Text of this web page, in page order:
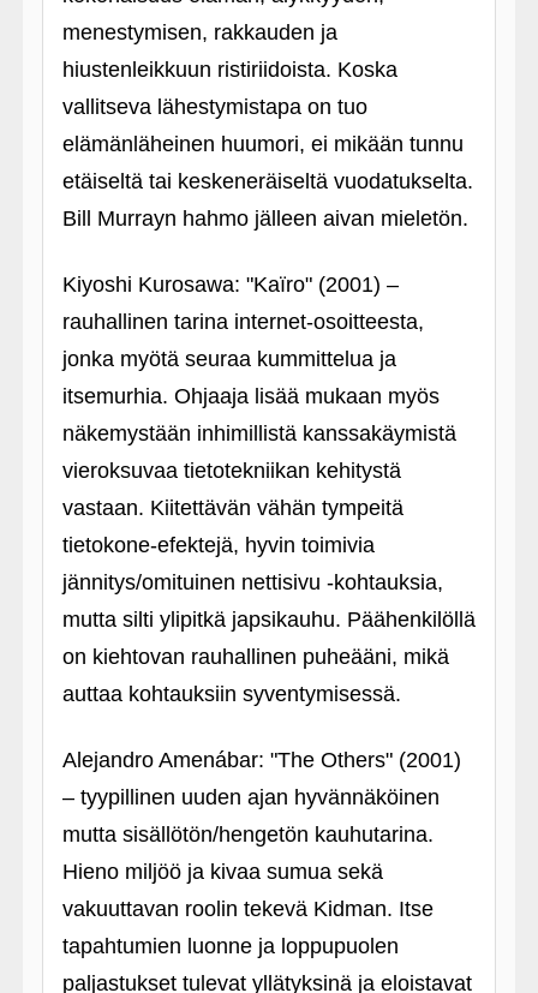
menestymisen, rakkauden ja
hiustenleikkuun ristiriidoista. Koska
vallitseva lähestymistapa on tuo
elämänläheinen huumori, ei mikään tunnu
etäiseltä tai keskeneräiseltä vuodatukselta.
Bill Murrayn hahmo jälleen aivan mieletön.
Kiyoshi Kurosawa: "Kaïro" (2001) –
rauhallinen tarina internet-osoitteesta,
jonka myötä seuraa kummittelua ja
itsemurhia. Ohjaaja lisää mukaan myös
näkemystään inhimillistä kanssakäymistä
vieroksuvaa tietotekniikan kehitystä
vastaan. Kiitettävän vähän tympeitä
tietokone-efektejä, hyvin toimivia
jännitys/omituinen nettisivu ‑kohtauksia,
mutta silti ylipitkä japsikauhu. Päähenkilöllä
on kiehtovan rauhallinen puheääni, mikä
auttaa kohtauksiin syventymisessä.
Alejandro Amenábar: "The Others" (2001)
– tyypillinen uuden ajan hyvännäköinen
mutta sisällötön/hengetön kauhutarina.
Hieno miljöö ja kivaa sumua sekä
vakuuttavan roolin tekevä Kidman. Itse
tapahtumien luonne ja loppupuolen
paljastukset tulevat yllätyksinä ja eloistavat